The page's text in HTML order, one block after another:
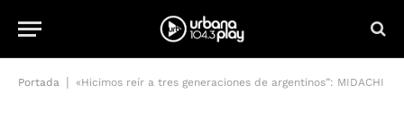
Portada «Hicimos reír a tres generaciones de argentinos”: MIDACHI